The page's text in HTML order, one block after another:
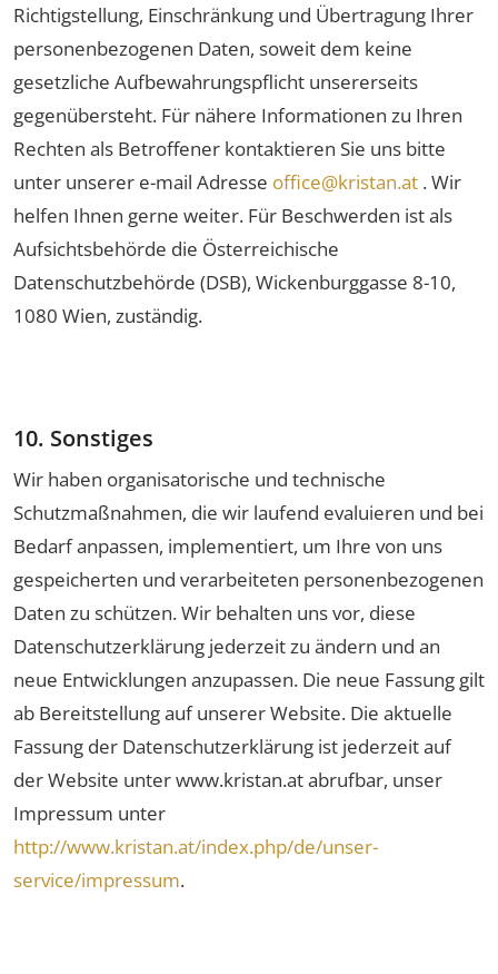
Richtigstellung, Einschränkung und Übertragung Ihrer
personenbezogenen Daten, soweit dem keine
gesetzliche Aufbewahrungspflicht unsererseits
gegenübersteht. Für nähere Informationen zu Ihren
Rechten als Betroffener kontaktieren Sie uns bitte
unter unserer e-mail Adresse office@kristan.at . Wir
helfen Ihnen gerne weiter. Für Beschwerden ist als
Aufsichtsbehörde die Österreichische
Datenschutzbehörde (DSB), Wickenburggasse 8-10,
1080 Wien, zuständig.
10. Sonstiges
Wir haben organisatorische und technische
Schutzmaßnahmen, die wir laufend evaluieren und bei
Bedarf anpassen, implementiert, um Ihre von uns
gespeicherten und verarbeiteten personenbezogenen
Daten zu schützen. Wir behalten uns vor, diese
Datenschutzerklärung jederzeit zu ändern und an
neue Entwicklungen anzupassen. Die neue Fassung gilt
ab Bereitstellung auf unserer Website. Die aktuelle
Fassung der Datenschutzerklärung ist jederzeit auf
der Website unter www.kristan.at abrufbar, unser
Impressum unter
http://www.kristan.at/index.php/de/unser-
service/impressum.